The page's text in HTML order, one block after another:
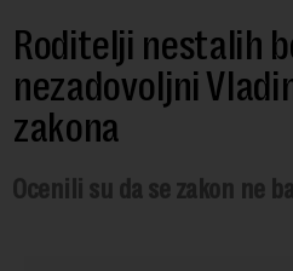
Roditelji nestalih
nezadovoljni
zakona
Ocenili su da se zakon ne